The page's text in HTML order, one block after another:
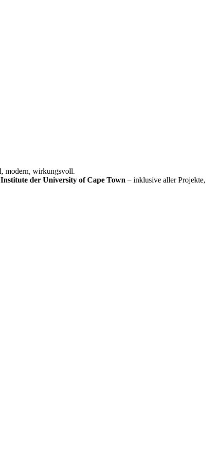
modern, wirkungsvoll.
der University of Cape Town – inklusive aller Projekte,